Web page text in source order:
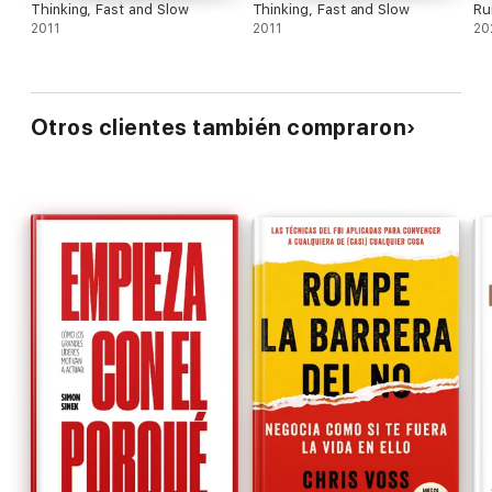
Thinking, Fast and Slow
2011
Thinking, Fast and Slow
2011
Otros clientes también compraron